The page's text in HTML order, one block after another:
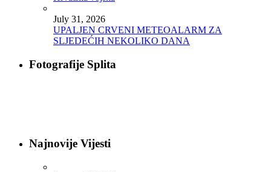
July 31, 2026
UPALJEN CRVENI METEOALARM ZA
SLJEDEĆIH NEKOLIKO DANA
Fotografije Splita
Najnovije Vijesti